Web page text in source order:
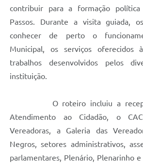
contribuir para a formação
Passos. Durante a visita guiada,
conhecer de perto o
Municipal, os serviços oferecidos
trabalhos desenvolvidos pelos
instituição.
O roteiro incluiu a
Atendimento ao Cidadão, o
Vereadoras, a Galeria das
Negros, setores administrativos,
parlamentares, Plenário, Plenarinho e